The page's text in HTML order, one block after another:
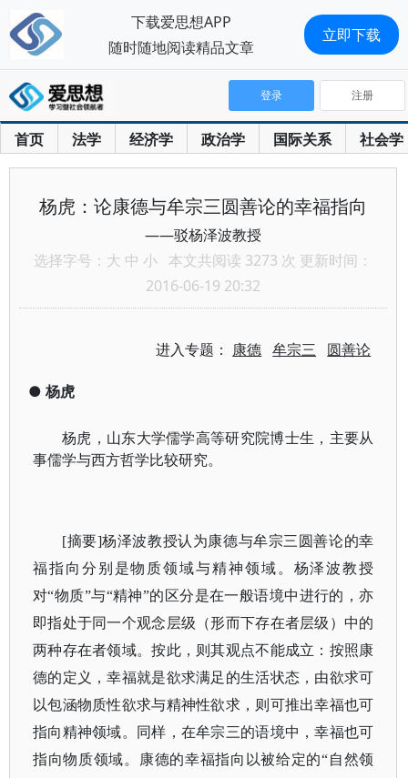
首页 法学 经济学 政治学 国际关系 社会学
登录 注册
杨虎：论康德与牟宗三圆善论的幸福指向
——驳杨泽波教授
选择字号： 大 中 小 本文共阅读 3273 次 更新时间：
2016-06-19 20:32
进入专题： 康德 牟宗三 圆善论
● 杨虎
杨虎，山东大学儒学高等研究院博士生，主要从
事儒学与西方哲学比较研究。
[摘要]杨泽波教授认为康德与牟宗三圆善论的幸
福指向分别是物质领域与精神领域。杨泽波教授
对“物质”与“精神”的区分是在一般语境中进行的，亦
即指处于同一个观念层级（形而下存在者层级）中的
两种存在者领域。按此，则其观点不能成立：按照康
德的定义，幸福就是欲求满足的生活状态，由欲求可
以包涵物质性欲求与精神性欲求，则可推出幸福也可
指向精神领域。同样，在牟宗三的语境中，幸福也可
指向物质领域。康德的幸福指向以被给定的“自然领
下载爱思想APP
随时随地阅读精品文章
立即下载